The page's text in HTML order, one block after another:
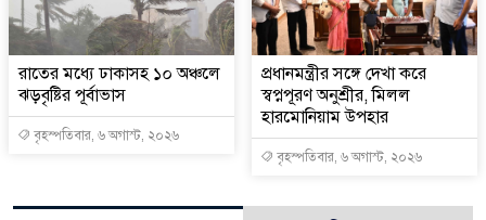
রাতের মধ্যে ঢাকাসহ ১০ অঞ্চলে
ঝড়বৃষ্টির পূর্বাভাস
বৃহস্পতিবার, ৬ অগাস্ট, ২০২৬
প্রধানমন্ত্রীর সঙ্গে দেখা করে
স্বপ্নপূরণ অনুশ্রীর, মিলল
হারমোনিয়াম উপহার
বৃহস্পতিবার, ৬ অগাস্ট, ২০২৬